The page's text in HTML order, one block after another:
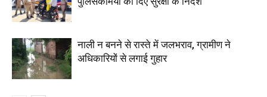
नाली न बनने से रास्ते में जलभराव, ग्रामीण ने
अधिकारियों से लगाई गुहार